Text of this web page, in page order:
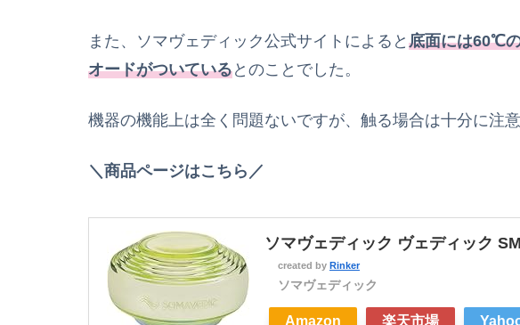
また、ソマヴェディック公式サイトによると 底面には60℃
オードがついているとのことでした。
機器の機能上は全く問題ないですが、触る場合は十分に注意
＼商品ページはこちら／
ソマヴェディック ヴェディック
created by Rinker
ソマヴェディック
Amazon 楽天市場